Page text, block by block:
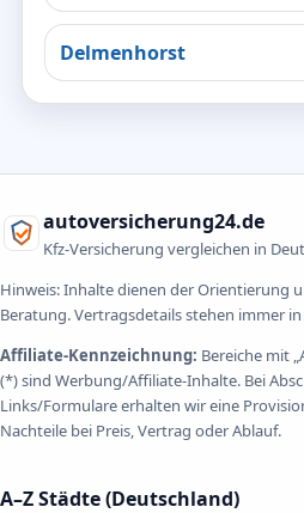
Delmenhorst
autoversicherung24.de
Kfz-Versicherung vergleichen in
Hinweis: Inhalte dienen der Orientierung
Beratung. Vertragsdetails stehen immer
Affiliate-Kennzeichnung: Bereiche mit
(*) sind Werbung/Affiliate-Inhalte. Bei
Links/Formulare erhalten wir eine
Nachteile bei Preis, Vertrag oder Ablauf.
A–Z Städte (Deutschland)